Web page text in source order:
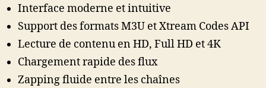
Interface moderne et intuitive
Support des formats M3U et Xtream Codes API
Lecture de contenu en HD, Full HD et 4K
Chargement rapide des flux
Zapping fluide entre les chaînes